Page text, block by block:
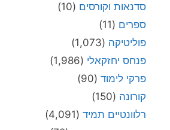
סדנאות וקורסים (10)
ספרים (11)
פוליטיקה (1,073)
פנחס יחזקאלי (1,986)
פרקי לימוד (90)
קורונה (150)
רלוונטיים תמיד (4,091)